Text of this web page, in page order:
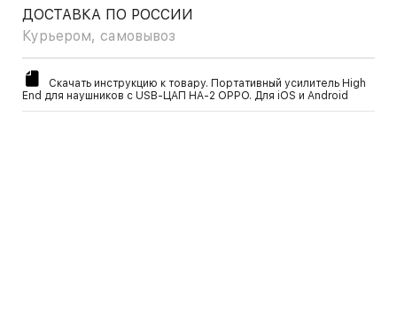
ДОСТАВКА ПО РОССИИ
Курьером, самовывоз
Скачать инструкцию к товару. Портативный усилитель High
End для наушников с USB-ЦАП HA-2 OPPO. Для iOS и Android